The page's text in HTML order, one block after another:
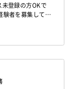
登録の方OKで
者を募集してい
対応 ・性能ボト